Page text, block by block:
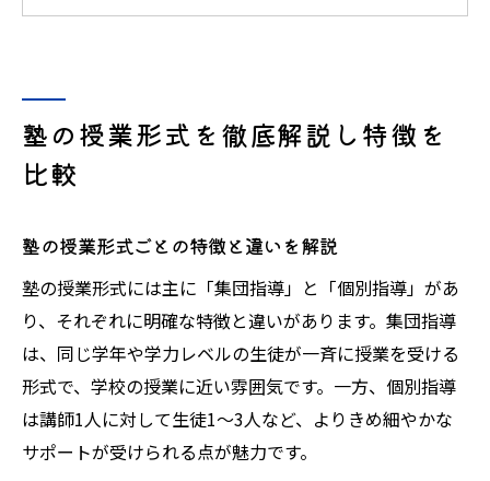
集団塾と個別指導のメリットを知る
析
塾の授業形式が成績向上に与える影響とは
塾の授業で得られる成長メリットを徹底解
説
塾の授業選びで迷ったときの判断ポイント
子どもに合う塾の選び方を見極める方法
塾の授業形式を徹底解説し特徴を
比較
塾の授業形式ごとの特徴と違いを解説
塾の授業形式には主に「集団指導」と「個別指導」があ
り、それぞれに明確な特徴と違いがあります。集団指導
は、同じ学年や学力レベルの生徒が一斉に授業を受ける
形式で、学校の授業に近い雰囲気です。一方、個別指導
は講師1人に対して生徒1～3人など、よりきめ細やかな
サポートが受けられる点が魅力です。